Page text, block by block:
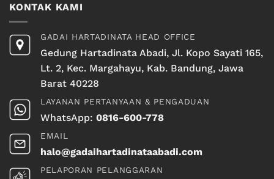
KONTAK KAMI
GADAI HARTADINATA HEAD OFFICE
Gedung Hartadinata Abadi, Jl. Kopo Sayati 165,
Lt. 2, Kec. Margahayu, Kab. Bandung, Jawa
Barat 40228
LAYANAN PERTANYAAN & PENGADUAN
WhatsApp: 0816-600-778
EMAIL
halo@gadaihartadinataabadi.com
PELAPORAN PELANGGARAN